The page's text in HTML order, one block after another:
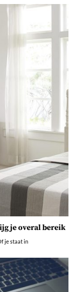
je overal bereik
je staat in